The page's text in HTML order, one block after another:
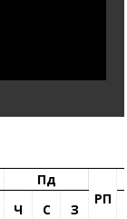
Пд
РП
Ч С З